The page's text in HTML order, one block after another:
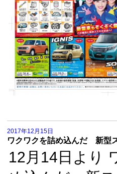
2017年12月15日
ワクワクを詰め込んだ 新型
12月14日より